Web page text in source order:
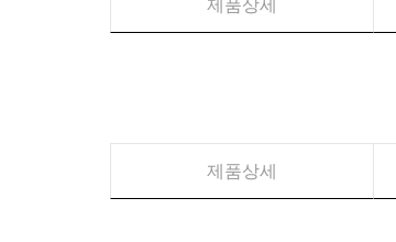
제품상세
제품상세